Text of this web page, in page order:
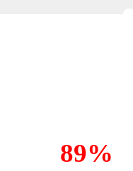
89%